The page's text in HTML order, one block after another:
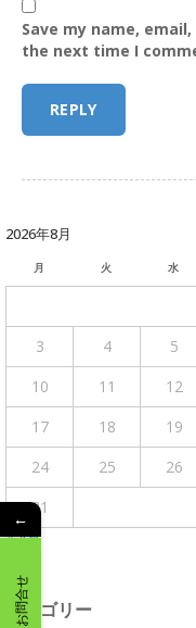
Save my name,
the next time I
2026年8月
月 火 水
3
4 5
10
11 12
17
18 19
24
25 26
31
« 4月
カテゴリー
←
お問合せ